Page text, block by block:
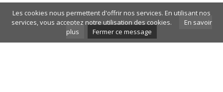
tavernes servent une cuisine plus
traditionnelle, à base de viande mijotée,
de fromages locaux et de produits de
Les cookies nous permettent d'offrir nos services. En utilisant nos
services, vous acceptez notre utilisation des cookies.
En savoir
plus
Fermer ce message